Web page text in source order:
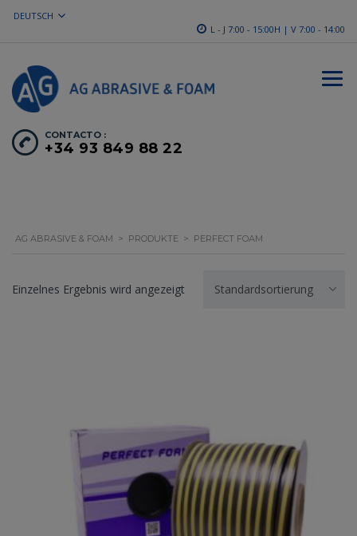
DEUTSCH
L - J 7:00 - 15:00H | V 7:00 - 14:00
CONTACTO :
+34 93 849 88 22
AG ABRASIVE & FOAM > PRODUKTE > PERFECT FOAM
Einzelnes Ergebnis wird angezeigt Standardsortierung